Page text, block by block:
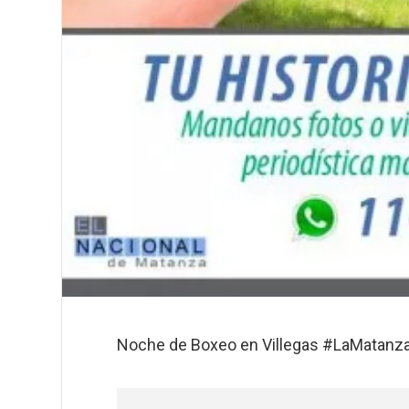
Noche de Boxeo en Villegas